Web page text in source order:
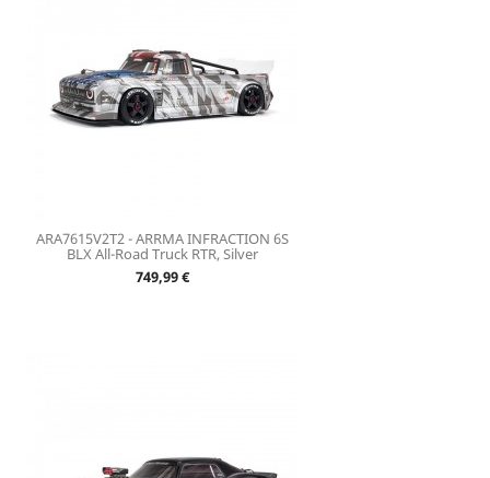
ARA7615V2T2 - ARRMA INFRACTION 6S
BLX All-Road Truck RTR, Silver
Prix
749,99 €